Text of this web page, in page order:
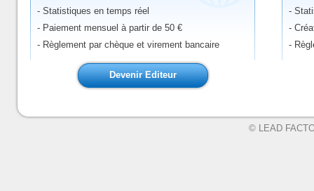
- Statistiques en temps réel
- Paiement mensuel à partir de 50 €
- Règlement par chèque et virement bancaire
Devenir Editeur
-
-
-
© LEAD